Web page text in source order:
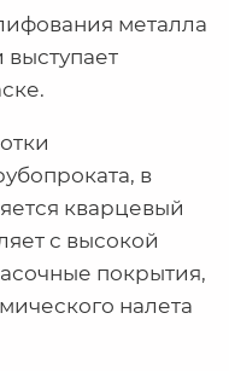
металла
в
кварцевый
с высокой
покрытия,
налета